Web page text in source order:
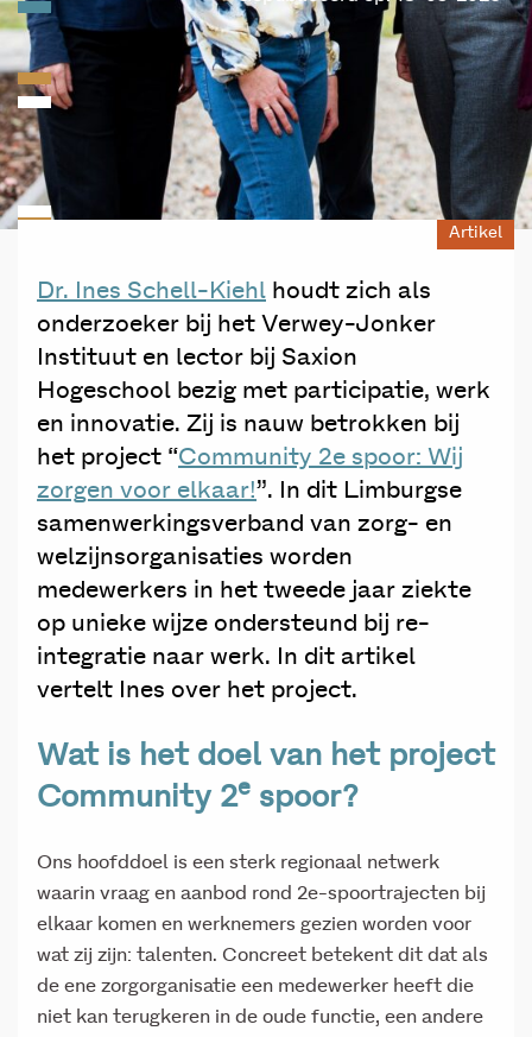
Artikel
Dr. Ines Schell-Kiehl houdt zich als
onderzoeker bij het Verwey-Jonker
Instituut en lector bij Saxion
Hogeschool bezig met participatie, werk
en innovatie. Zij is nauw betrokken bij
het project “Community 2e spoor: Wij
zorgen voor elkaar!”. In dit Limburgse
samenwerkingsverband van zorg- en
welzijnsorganisaties worden
medewerkers in het tweede jaar ziekte
op unieke wijze ondersteund bij re-
integratie naar werk. In dit artikel
vertelt Ines over het project.
Wat is het doel van het project
Community 2e spoor?
Ons hoofddoel is een sterk regionaal netwerk
waarin vraag en aanbod rond 2e-spoortrajecten bij
elkaar komen en werknemers gezien worden voor
wat zij zijn: talenten. Concreet betekent dit dat als
de ene zorgorganisatie een medewerker heeft die
niet kan terugkeren in de oude functie, een andere